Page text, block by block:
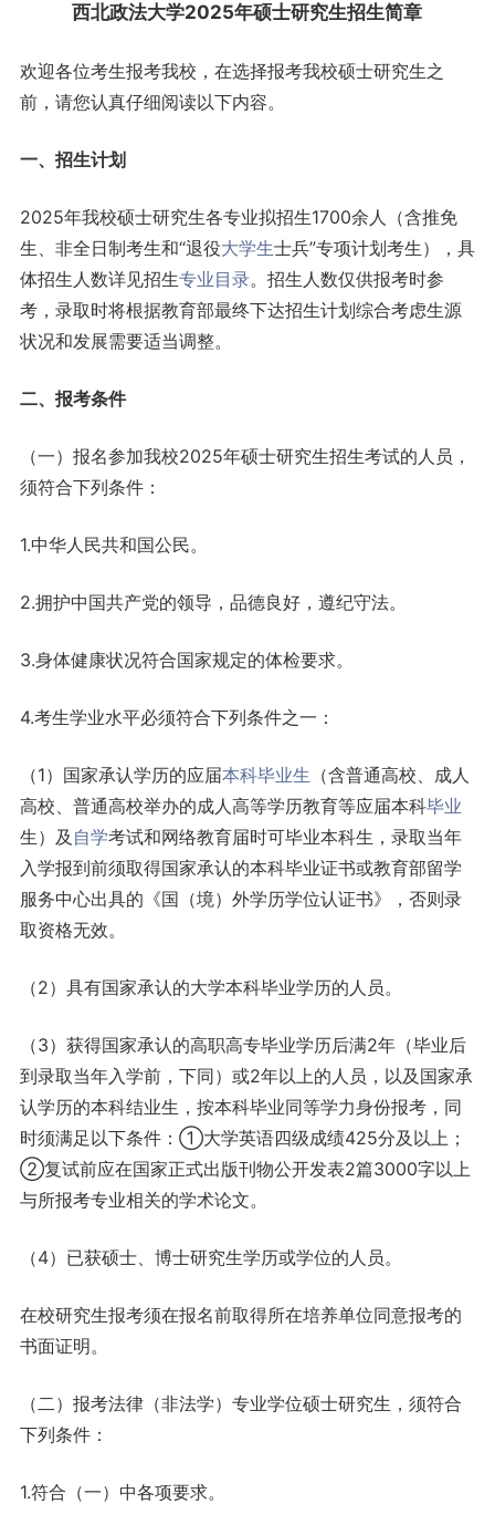
西北政法大学2025年硕士研究生招生简章
欢迎各位考生报考我校，在选择报考我校硕士研究生之
前，请您认真仔细阅读以下内容。
一、招生计划
2025年我校硕士研究生各专业拟招生1700余人（含推免
生、非全日制考生和“退役大学生士兵”专项计划考生），具
体招生人数详见招生专业目录。招生人数仅供报考时参
考，录取时将根据教育部最终下达招生计划综合考虑生源
状况和发展需要适当调整。
二、报考条件
（一）报名参加我校2025年硕士研究生招生考试的人员，
须符合下列条件：
1.中华人民共和国公民。
2.拥护中国共产党的领导，品德良好，遵纪守法。
3.身体健康状况符合国家规定的体检要求。
4.考生学业水平必须符合下列条件之一：
（1）国家承认学历的应届本科毕业生 （含普通高校、成人
高校、普通高校举办的成人高等学历教育等应届本科毕业
生）及 自学考试和网络教育届时可毕业本科生，录取当年
入学报到前须取得国家承认的本科毕业证书或教育部留学
服务中心出具的《国（境）外学历学位认证书》，否则录
取资格无效。
（2）具有国家承认的大学本科毕业学历的人员。
（3）获得国家承认的高职高专毕业学历后满2年（毕业后
到录取当年入学前，下同）或2年以上的人员，以及国家承
认学历的本科结业生，按本科毕业同等学力身份报考，同
时须满足以下条件：①大学英语四级成绩425分及以上；
②复试前应在国家正式出版刊物公开发表2篇3000字以上
与所报考专业相关的学术论文。
（4）已获硕士、博士研究生学历或学位的人员。
在校研究生报考须在报名前取得所在培养单位同意报考的
书面证明。
（二）报考法律（非法学）专业学位硕士研究生，须符合
下列条件：
1.符合（一）中各项要求。